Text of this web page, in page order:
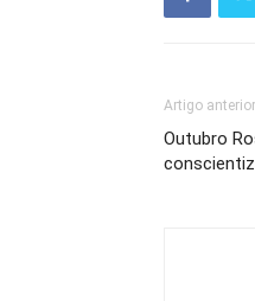
Artigo anterior
Outubro